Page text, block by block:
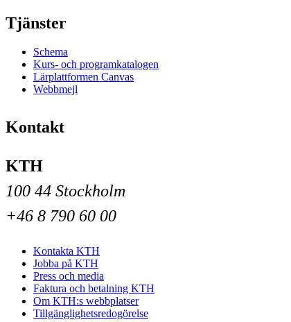
Tjänster
Schema
Kurs- och programkatalogen
Lärplattformen Canvas
Webbmejl
Kontakt
KTH
100 44 Stockholm
+46 8 790 60 00
Kontakta KTH
Jobba på KTH
Press och media
Faktura och betalning KTH
Om KTH:s webbplatser
Tillgänglighetsredogörelse